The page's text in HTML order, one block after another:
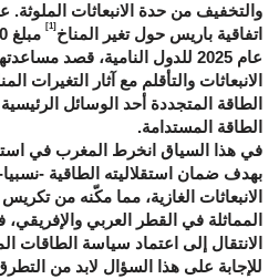
والتخفيف من حدة الانبعاثات
اتفاقية باريس حول تغير المناخ[1]
عام 2025 للدول النامية، قصد
الانبعاثات والتأقلم مع آثار
الطاقة المتجددة أحد الوسائل
الطاقة المستدامة.
في هذا السياق انخرط المغرب في
بهدف ضمان استقلاليته الطاقية -
الانبعاثات الغازية، مما مكّنه من
المماثلة في القطر العربي
الانتقال إلى اعتماد سياسة الطاقات
للإجابة على هذا السؤال لابد من